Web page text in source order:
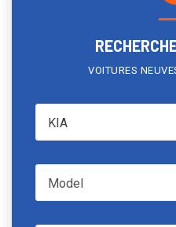
VOITURES
KIA
ModelModel